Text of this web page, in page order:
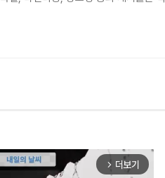
arrow_forward_ios 더보기